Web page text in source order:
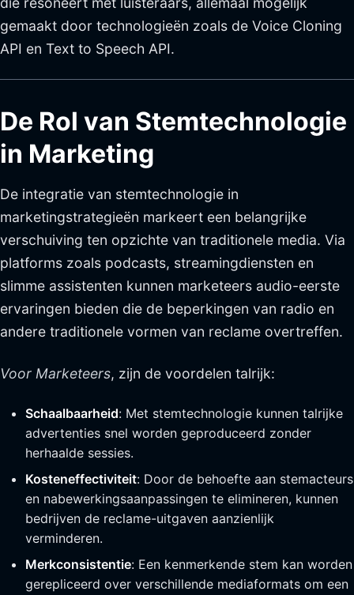
gemaakt door technologieën zoals de Voice Cloning
API en Text to Speech API.
De Rol van Stemtechnologie
in Marketing
De integratie van stemtechnologie in
marketingstrategieën markeert een belangrijke
verschuiving ten opzichte van traditionele media. Via
platforms zoals podcasts, streamingdiensten en
slimme assistenten kunnen marketeers audio-eerste
ervaringen bieden die de beperkingen van radio en
andere traditionele vormen van reclame overtreffen.
Voor Marketeers, zijn de voordelen talrijk:
Schaalbaarheid: Met stemtechnologie kunnen talrijke
advertenties snel worden geproduceerd zonder
herhaalde sessies.
Kosteneffectiviteit: Door de behoefte aan stemacteurs
en nabewerkingsaanpassingen te elimineren, kunnen
bedrijven de reclame-uitgaven aanzienlijk
verminderen.
Merkconsistentie: Een kenmerkende stem kan worden
gerepliceerd over verschillende mediaformats om een